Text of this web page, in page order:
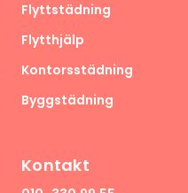
Flyttstädning
Flytthjälp
Kontorsstädning
Byggstädning
Kontakt